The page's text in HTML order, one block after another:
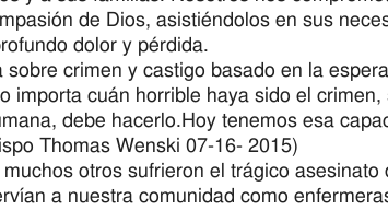
de Dios, asistiéndolos en sus
dolor y pérdida.
crimen y castigo basado en la
importa cuán horrible haya sido el crimen,
debe hacerlo.Hoy tenemos esa
Thomas Wenski 07-16- 2015)
otros sufrieron el trágico asesinato
a nuestra comunidad como